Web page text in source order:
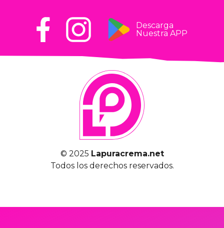
Descarga
Nuestra APP
© 2025 Lapuracrema.net
Todos los derechos reservados.